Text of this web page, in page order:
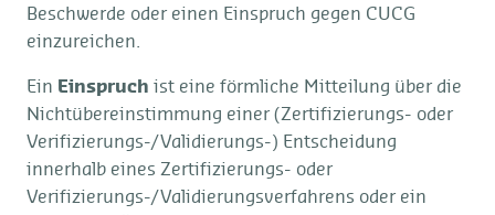
Beschwerde oder einen Einspruch gegen CUCG
einzureichen.
Ein Einspruch ist eine förmliche Mitteilung über die
Nichtübereinstimmung einer (Zertifizierungs- oder
Verifizierungs-/Validierungs-) Entscheidung
innerhalb eines Zertifizierungs- oder
Verifizierungs-/Validierungsverfahrens oder ein